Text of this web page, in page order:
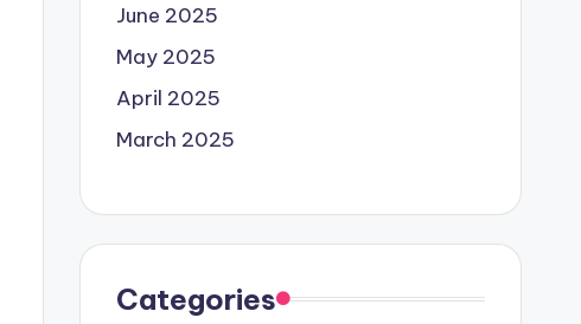
June 2025
May 2025
April 2025
March 2025
Categories